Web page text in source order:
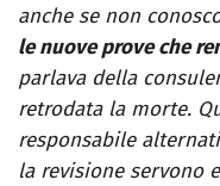
anche se non
le nuove prove che
parlava della
retrodata la morte.
responsabile
la revisione servono